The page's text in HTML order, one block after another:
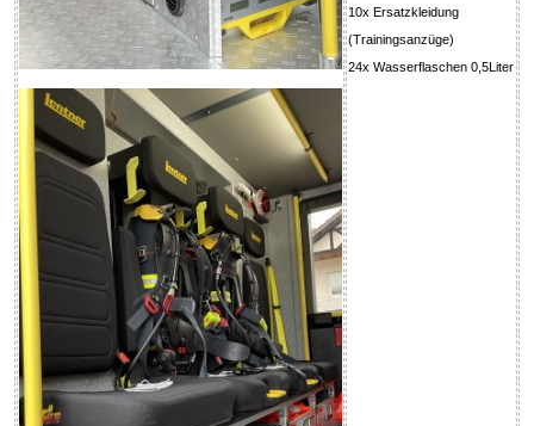
10x Ersatzkleidung
(Trainingsanzüge)
24x Wasserflaschen 0,5Liter